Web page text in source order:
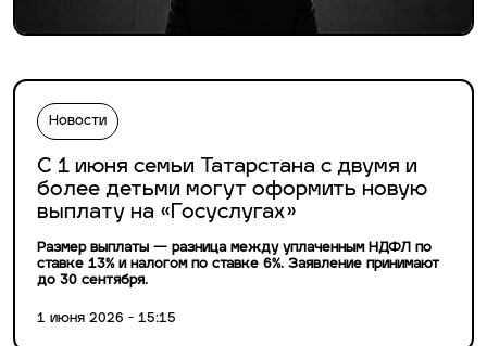
Новости
С 1 июня семьи Татарстана с двумя и
более детьми могут оформить новую
выплату на «Госуслугах»
Размер выплаты — разница между уплаченным НДФЛ по
ставке 13% и налогом по ставке 6%. Заявление принимают
до 30 сентября.
1 июня 2026 - 15:15